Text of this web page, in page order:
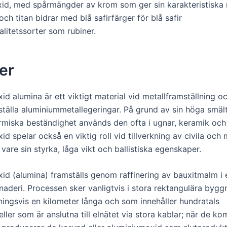
med spårmängder av krom som ger sin karakteristiska
titan bidrar med blå safirfärger för blå safir
som rubiner.
alumina är ett viktigt material vid metallframställning
aluminiummetallegeringar. På grund av sin höga
beständighet används den ofta i ugnar, keramik
spelar också en viktig roll vid tillverkning av civila och
sin styrka, låga vikt och ballistiska egenskaper.
(alumina) framställs genom raffinering av bauxitmalm i
Processen sker vanligtvis i stora rektangulära
en kilometer långa och som innehåller hundratals
som är anslutna till elnätet via stora kablar; när de